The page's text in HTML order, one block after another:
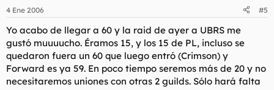
4 Ene 2006 #5
Yo acabo de llegar a 60 y la raid de ayer a UBRS me
gustó muuuucho. Éramos 15, y los 15 de PL, incluso se
quedaron fuera un 60 que luego entró (Crimson) y
Forward es ya 59. En poco tiempo seremos más de 20 y no
necesitaremos uniones con otras 2 guilds. Sólo hará falta